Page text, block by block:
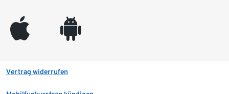
appleinc android
Vertrag widerrufen